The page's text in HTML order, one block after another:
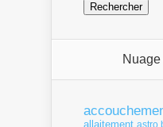
allaitement